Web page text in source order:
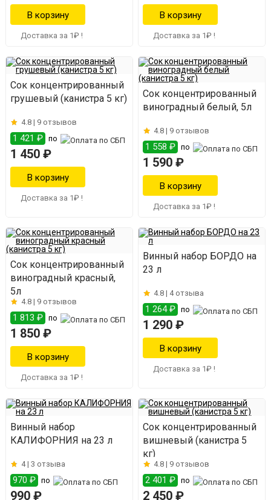
Доставка за 1₽ ! Доставка за 1₽ !
Сок концентрированный
грушевый (канистра 5 кг)
4.8 | 9 отзывов
1 421 ₽ по
1 450 ₽
Доставка за 1₽ !
Сок концентрированный
виноградный белый, 5л
4.8 | 9 отзывов
1 558 ₽ по
1 590 ₽
Доставка за 1₽ !
Сок концентрированный
виноградный красный,
5л
4.8 | 9 отзывов
1 813 ₽ по
1 850 ₽
Доставка за 1₽ !
Винный набор БОРДО на
23 л
4.8 | 4 отзыва
1 264 ₽ по
1 290 ₽
Доставка за 1₽ !
Винный набор
КАЛИФОРНИЯ на 23 л
4 | 3 отзыва
970 ₽ по
990 ₽
Сок концентрированный
вишневый (канистра 5
кг)
4.8 | 9 отзывов
2 401 ₽ по
2 450 ₽